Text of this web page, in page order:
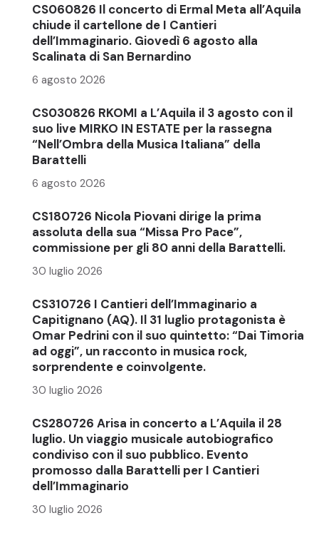
CS060826 Il concerto di Ermal Meta all’Aquila
chiude il cartellone de I Cantieri
dell’Immaginario. Giovedì 6 agosto alla
Scalinata di San Bernardino
6 agosto 2026
CS030826 RKOMI a L’Aquila il 3 agosto con il
suo live MIRKO IN ESTATE per la rassegna
“Nell’Ombra della Musica Italiana” della
Barattelli
6 agosto 2026
CS180726 Nicola Piovani dirige la prima
assoluta della sua “Missa Pro Pace”,
commissione per gli 80 anni della Barattelli.
30 luglio 2026
CS310726 I Cantieri dell’Immaginario a
Capitignano (AQ). Il 31 luglio protagonista è
Omar Pedrini con il suo quintetto: “Dai Timoria
ad oggi”, un racconto in musica rock,
sorprendente e coinvolgente.
30 luglio 2026
CS280726 Arisa in concerto a L’Aquila il 28
luglio. Un viaggio musicale autobiografico
condiviso con il suo pubblico. Evento
promosso dalla Barattelli per I Cantieri
dell’Immaginario
30 luglio 2026